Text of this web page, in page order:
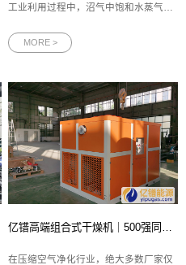
工业利用过程中，沼气中饱和水蒸气含
一系列严重问题：管道腐蚀、冰堵、燃
燃易爆的沼气时，若不具备
MORE >
亿镨高端组合式干燥机｜500强同款配置，天然气级工艺标准打造
在压缩空气净化行业，绝大多数厂家仅